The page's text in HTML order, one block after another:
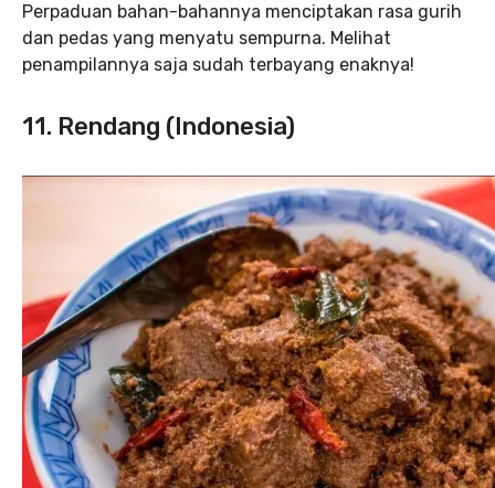
Perpaduan bahan-bahannya menciptakan rasa gurih
dan pedas yang menyatu sempurna. Melihat
penampilannya saja sudah terbayang enaknya!
11. Rendang (Indonesia)